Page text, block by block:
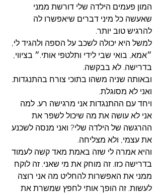
המון פעמים הילדה שלי דורשת ממני
שאעשה כל מיני דברים שיאפשרו לה
להרגיש טוב יותר.
למשל היא יכולה לשכב על הספה ולהגיד לי,
״אמא, בואי שבי לידי ותלטפי אותי.״ בציווי,
בדרישה. לא בבקשה.
ובאותה שניה משהו בתוכי צורח בהתנגדות.
ואני לא מסוגלת.
ויחד עם ההתנגדות אני מרגישה רע. למה
אני לא עושה את מה שיכול לשפר את
ההרגשה של הילדה שלי? ואני מנסה לשכנע
את עצמי, ולא מצליחה.
והיא אמרה לי שזה באמת מאד קשה לעמוד
בדרישה כזו. זה מוחק את מי שאני. זה לוקח
ממני את האפשרות להחליט מה אני רוצה
לעשות. זה הופך אותי לחפץ שמשרת את